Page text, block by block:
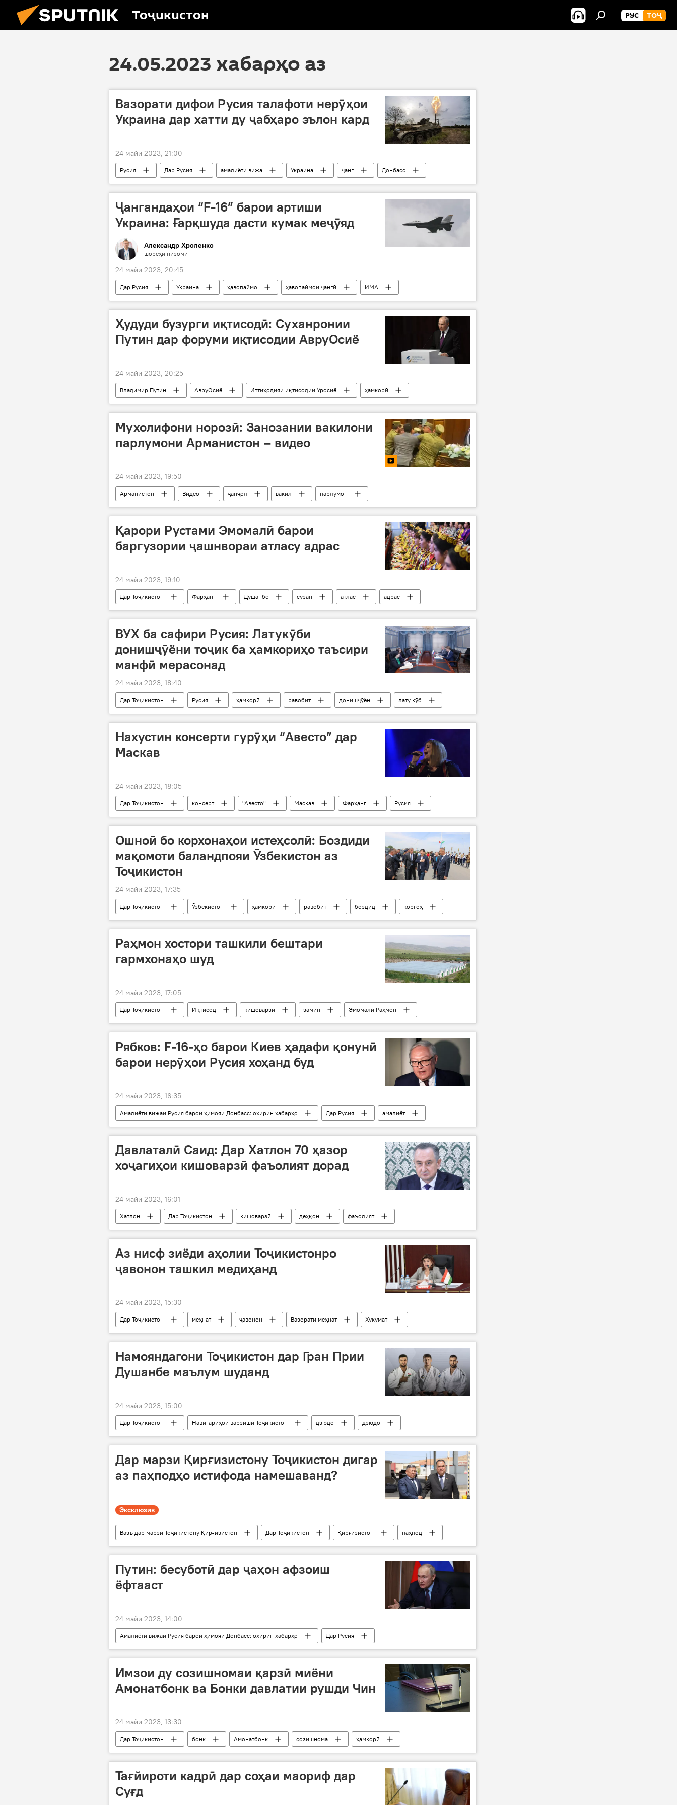
Тоҷикистон РУС ТОҶ
24.05.2023 хабарҳо аз
Вазорати дифои Русия талафоти нерӯҳои
Украина дар хатти ду ҷабҳаро эълон кард
24 майи 2023, 21:00
Русия Дар Русия амалиёти вижа Украина ҷанг
Донбасс
Вазорати дифоъи Русия
Ҷангандаҳои “F-16” барои артиши
Украина: Ғарқшуда дасти кумак меҷӯяд
Александр Хроленко
шореҳи низомӣ
24 майи 2023, 20:45
Дар Русия Украина ҳавопаймо ҳавопаймои ҷангӣ
ИМА
Аврупо
Донбасс
Ҳудуди бузурги иқтисодӣ: Суханронии
Путин дар форуми иқтисодии АвруОсиё
24 майи 2023, 20:25
Владимир Путин АвруОсиё Иттиҳодияи иқтисодии Уросиё
ҳамкорӣ
равобит
Сиёсат Русия Дар Русия
Мухолифони норозӣ: Занозании вакилони
парлумони Арманистон – видео
24 майи 2023, 19:50
Арманистон Видео ҷанҷол вакил парлумон
Қарори Рустами Эмомалӣ барои
баргузории ҷашнвораи атласу адрас
24 майи 2023, 19:10
Дар Тоҷикистон Фарҳанг Душанбе сӯзан атлас адрас
ВУХ ба сафири Русия: Латукӯби
донишҷӯёни тоҷик ба ҳамкориҳо таъсири
манфӣ мерасонад
24 майи 2023, 18:40
Дар Тоҷикистон Русия ҳамкорӣ равобит донишҷӯён
лату кӯб
боздошт
муҳоҷирони корӣ Сафири Русия
Нахустин консерти гурӯҳи “Авесто” дар
Маскав
24 майи 2023, 18:05
Дар Тоҷикистон консерт "Авесто" Маскав Фарҳанг Русия
Ошноӣ бо корхонаҳои истеҳсолӣ: Боздиди
мақомоти баландпояи Ӯзбекистон аз
Тоҷикистон
24 майи 2023, 17:35
Дар Тоҷикистон Ӯзбекистон ҳамкорӣ равобит боздид
коргоҳ
Саноат
Раҳмон хостори ташкили бештари
гармхонаҳо шуд
24 майи 2023, 17:05
Дар Тоҷикистон Иқтисод кишоварзӣ замин
Эмомалӣ Раҳмон
Турсунзода
Рябков: F-16-ҳо барои Киев ҳадафи қонунӣ
барои нерӯҳои Русия хоҳанд буд
24 майи 2023, 16:35
Амалиёти вижаи Русия барои ҳимояи Донбасс: охирин хабарҳо Дар Русия
амалиёт
Амният ва мудофиа
Украина Пентагон Сергей Лавров
Давлаталӣ Саид: Дар Хатлон 70 ҳазор
хоҷагиҳои кишоварзӣ фаъолият дорад
24 майи 2023, 16:01
Хатлон Дар Тоҷикистон кишоварзӣ деҳқон фаъолият
Аз нисф зиёди аҳолии Тоҷикистонро
ҷавонон ташкил медиҳанд
24 майи 2023, 15:30
Дар Тоҷикистон меҳнат ҷавонон Вазорати меҳнат Ҳукумат
Намояндагони Тоҷикистон дар Гран Прии
Душанбе маълум шуданд
24 майи 2023, 15:00
Дар Тоҷикистон Навигариҳои варзиши Тоҷикистон дзюдо
дзюдо
намояндагӣ
Дар марзи Қирғизистону Тоҷикистон дигар
аз паҳподҳо истифода намешаванд?
Эксклюзив
Вазъ дар марзи Тоҷикистону Қирғизистон Дар Тоҷикистон Қирғизистон
паҳпод
марз
истифода Аҳмадзода Бодканд Исфара
Путин: бесуботӣ дар ҷаҳон афзоиш
ёфтааст
24 майи 2023, 14:00
Амалиёти вижаи Русия барои ҳимояи Донбасс: охирин хабарҳо
Дар Русия
Амният ва мудофиа
Ғарб давлатҳо эҳтиром
Имзои ду созишномаи қарзӣ миёни
Амонатбонк ва Бонки давлатии рушди Чин
24 майи 2023, 13:30
Дар Тоҷикистон бонк Амонатбонк созишнома
ҳамкорӣ
қарзҳо
Чин Иқтисод молия
Тағйироти кадрӣ дар соҳаи маориф дар
Суғд